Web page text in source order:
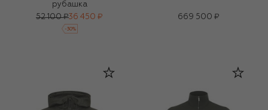
рубашка
52 100 ₽36 450 ₽
-30%
669 500 ₽